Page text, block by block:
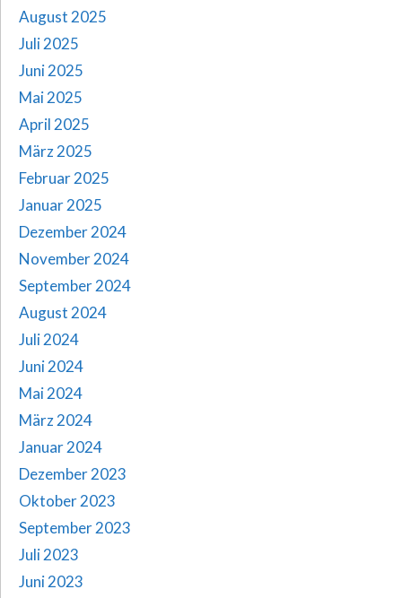
August 2025
Juli 2025
Juni 2025
Mai 2025
April 2025
März 2025
Februar 2025
Januar 2025
Dezember 2024
November 2024
September 2024
August 2024
Juli 2024
Juni 2024
Mai 2024
März 2024
Januar 2024
Dezember 2023
Oktober 2023
September 2023
Juli 2023
Juni 2023